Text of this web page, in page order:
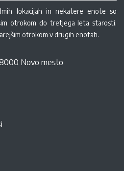
lokacijah in nekatere enote so
otrokom do tretjega leta starosti.
otrokom v drugih enotah.
Novo mesto